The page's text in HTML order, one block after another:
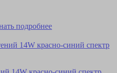
подробнее